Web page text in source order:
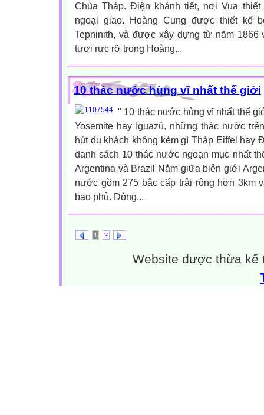
Chùa Tháp. Điện khánh tiết, nơi Vua
ngoại giao. Hoàng Cung được thiết kế
Tepninith, và được xây dựng từ năm
tươi rực rỡ trong Hoàng...
10 thác nước hùng vĩ nhất thế giới
" 10 thác nước hùng vĩ nhất thế
Yosemite hay Iguazú, những thác nước
hút du khách không kém gì Tháp Eiffel hay
danh sách 10 thác nước ngoạn mục nhất
Argentina và Brazil Nằm giữa biên giới
nước gồm 275 bậc cấp trải rộng hơn 3km
bao phủ. Dòng...
1 2
Website được thừa